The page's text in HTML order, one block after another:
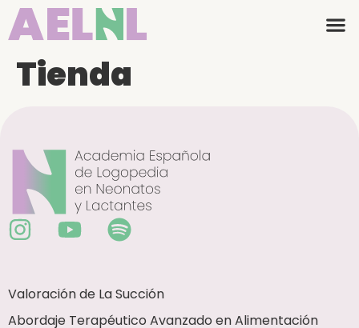
Tienda
Valoración de La Succión
Abordaje Terapéutico Avanzado en Alimentación